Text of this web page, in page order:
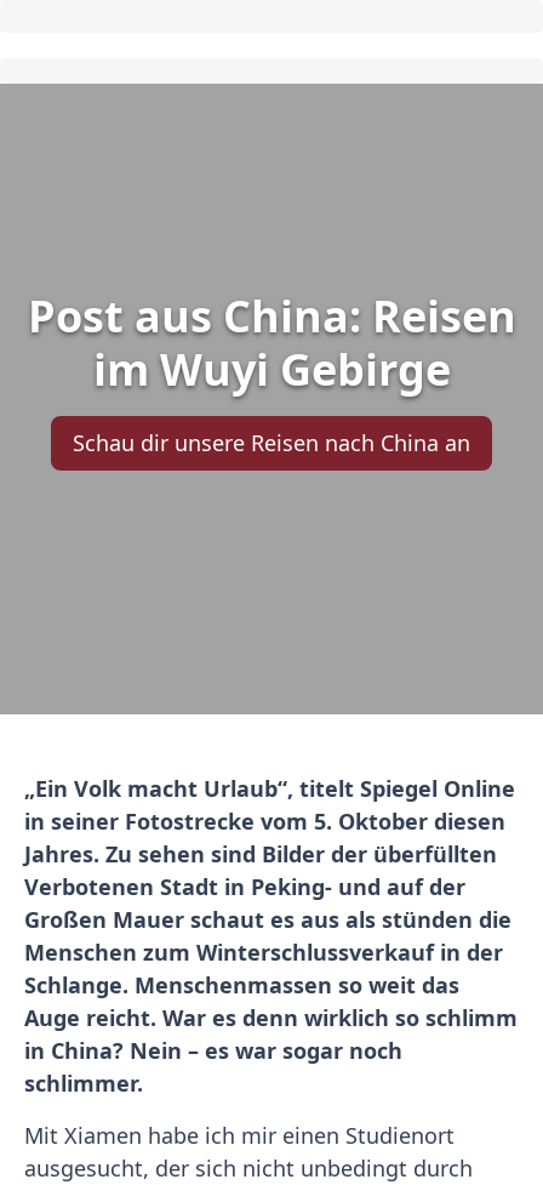
Post aus China: Reisen
im Wuyi Gebirge
Schau dir unsere Reisen nach China an
„Ein Volk macht Urlaub“, titelt Spiegel Online
in seiner Fotostrecke vom 5. Oktober diesen
Jahres. Zu sehen sind Bilder der überfüllten
Verbotenen Stadt in Peking- und auf der
Großen Mauer schaut es aus als stünden die
Menschen zum Winterschlussverkauf in der
Schlange. Menschenmassen so weit das
Auge reicht. War es denn wirklich so schlimm
in China? Nein – es war sogar noch
schlimmer.
Mit Xiamen habe ich mir einen Studienort
ausgesucht, der sich nicht unbedingt durch